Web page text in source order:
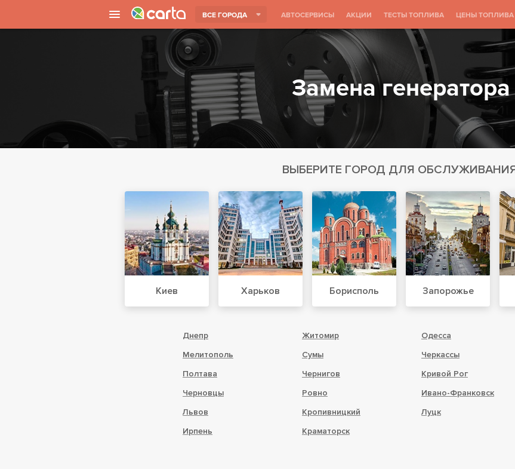
ВСЕ ГОРОДА АВТОСЕРВИСЫ АКЦИИ ТЕСТЫ ТОПЛИВА ЦЕНЫ ТОПЛИВА
Замена генератора
ВЫБЕРИТЕ ГОРОД ДЛЯ
Киев Харьков Борисполь Запорожье
Днепр Житомир Одесса
Мелитополь
Сумы Черкассы
Полтава
Чернигов Кривой Рог
Черновцы
Ровно Ивано-Франковск
Львов
Кропивницкий Луцк
Ирпень
Краматорск